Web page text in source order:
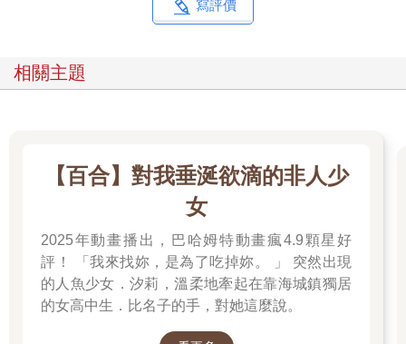
寫評價
相關主題
【百合】對我垂涎欲滴的非人少
女
2025年動畫播出，巴哈姆特動畫瘋4.9顆星好
評！ 「我來找妳，是為了吃掉妳。 」 突然出現
的人魚少女．汐莉，溫柔地牽起在靠海城鎮獨居
的女高中生．比名子的手，對她這麼說。